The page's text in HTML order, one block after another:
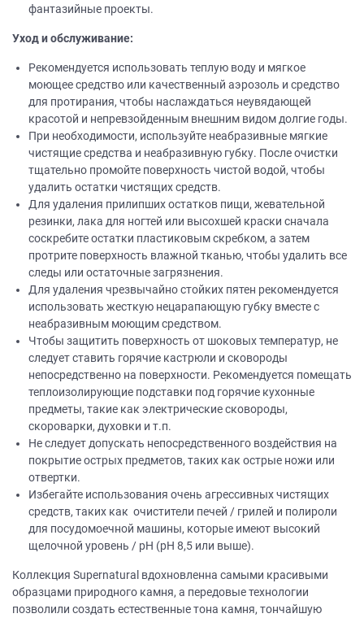
фантазийные проекты.
Уход и обслуживание:
Рекомендуется использовать теплую воду и мягкое
моющее средство или качественный аэрозоль и средство
для протирания, чтобы наслаждаться неувядающей
красотой и непревзойденным внешним видом долгие годы.
При необходимости, используйте неабразивные мягкие
чистящие средства и неабразивную губку. После очистки
тщательно промойте поверхность чистой водой, чтобы
удалить остатки чистящих средств.
Для удаления прилипших остатков пищи, жевательной
резинки, лака для ногтей или высохшей краски сначала
соскребите остатки пластиковым скребком, а затем
протрите поверхность влажной тканью, чтобы удалить все
следы или остаточные загрязнения.
Для удаления чрезвычайно стойких пятен рекомендуется
использовать жесткую нецарапающую губку вместе с
неабразивным моющим средством.
Чтобы защитить поверхность от шоковых температур, не
следует ставить горячие кастрюли и сковороды
непосредственно на поверхности. Рекомендуется помещать
теплоизолирующие подставки под горячие кухонные
предметы, такие как электрические сковороды,
скороварки, духовки и т.п.
Не следует допускать непосредственного воздействия на
покрытие острых предметов, таких как острые ножи или
отвертки.
Избегайте использования очень агрессивных чистящих
средств, таких как очистители печей / грилей и полироли
для посудомоечной машины, которые имеют высокий
щелочной уровень / рН (рН 8,5 или выше).
Коллекция Supernatural вдохновленна самыми красивыми
образцами природного камня, а передовые технологии
позволили создать естественные тона камня, тончайшую